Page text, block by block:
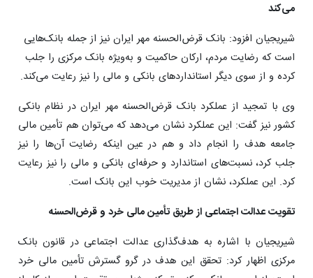
می‌کند
شیریجیان افزود: بانک قرض‌الحسنه مهر ایران نیز از جمله بانک‌هایی
است که رضایت مردم، ارکان حاکمیت و به‌ویژه بانک مرکزی را جلب
کرده و از سوی دیگر استانداردهای بانکی و مالی را نیز رعایت می‌کند.
وی با تمجید از عملکرد بانک قرض‌الحسنه مهر ایران در نظام بانکی
کشور نیز گفت: این عملکرد نشان می‌دهد که می‌توان هم تأمین مالی
جامعه هدف را انجام داد و هم در عین اینکه رضایت آن‌ها را نیز
جلب کرد، نسبت‌های استاندارد و حرفه‌ای بانکی و مالی را نیز رعایت
کرد. این عملکرد، نشان از مدیریت خوب این بانک است.
تقویت عدالت اجتماعی از طریق تأمین مالی خرد و قرض‌الحسنه
شیریجیان با اشاره به هدف‌گذاری عدالت اجتماعی در قانون بانک
مرکزی اظهار کرد: تحقق این هدف در گرو گسترش تأمین مالی خرد